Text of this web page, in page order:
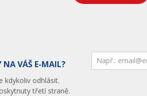
NA VÁŠ E-MAIL?
kdykoliv odhlásit.
třetí straně.